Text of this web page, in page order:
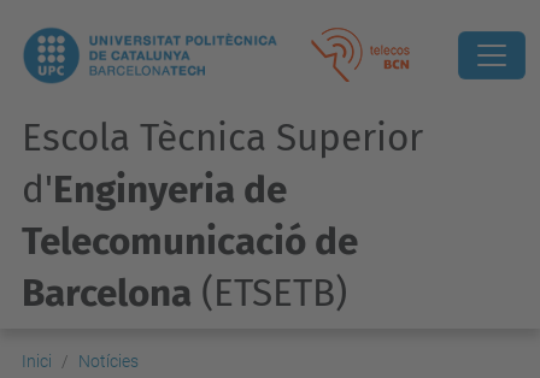
Escola Tècnica Superior
d'Enginyeria de
Telecomunicació de
Barcelona (ETSETB)
Inici
Notícies